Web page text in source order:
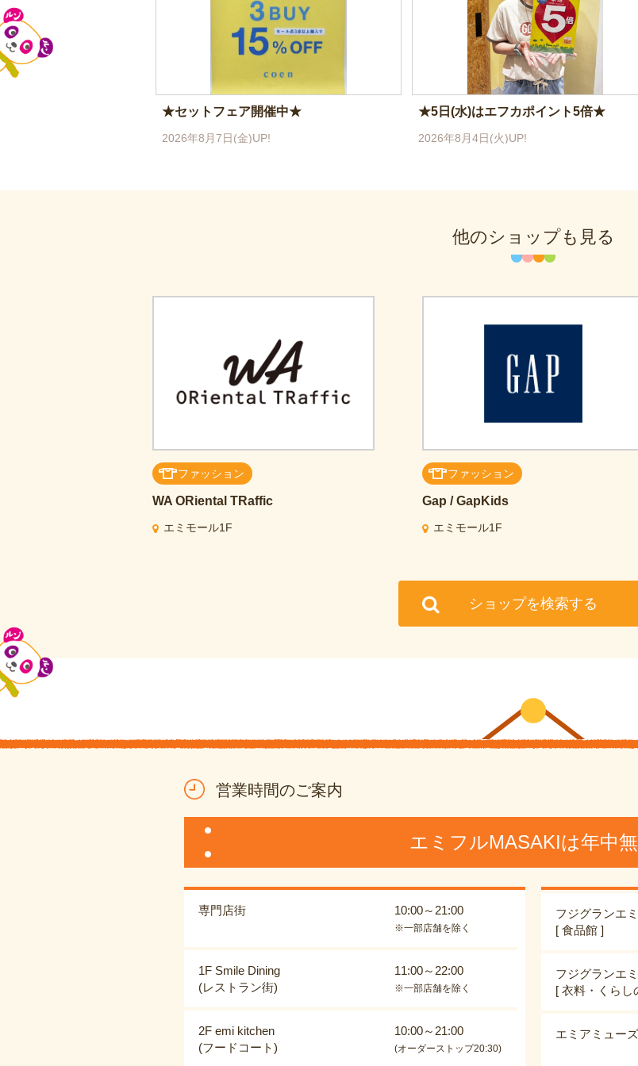
★セットフェア開催中★
2026年8月7日(金)UP!
★5日(水)はエフカポイント5倍★
2026年8月4日(火)UP!
他のショップも見る
ファッション
WA ORiental TRaffic
エミモール1F
ファッション
Gap / GapKids
エミモール1F
ショップを検索する
営業時間のご案内
エミフルMASAKIは年中
専門店街 10:00～21:00
※一部店舗を除く
1F Smile Dining
(レストラン街)
11:00～22:00
※一部店舗を除く
2F emi kitchen
(フードコート)
10:00～21:00
(オーダーストップ20:30)
フジグランエ
[ 食品館 ]
フジグランエ
[ 衣料・くらし
エミアミューズ